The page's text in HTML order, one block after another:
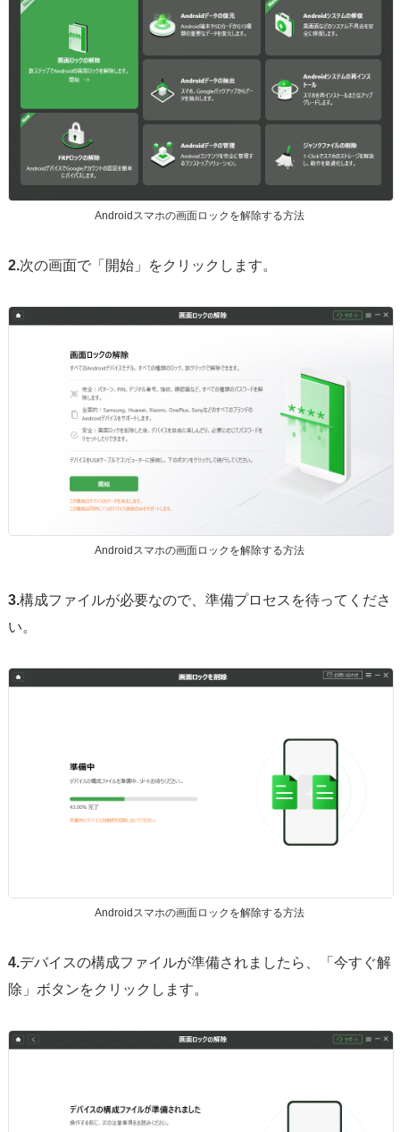
Androidスマホの画面ロックを解除する方法
2.次の画面で「開始」をクリックします。
Androidスマホの画面ロックを解除する方法
3.構成ファイルが必要なので、準備プロセスを待ってくださ
い。
Androidスマホの画面ロックを解除する方法
4.デバイスの構成ファイルが準備されましたら、「今すぐ解
除」ボタンをクリックします。